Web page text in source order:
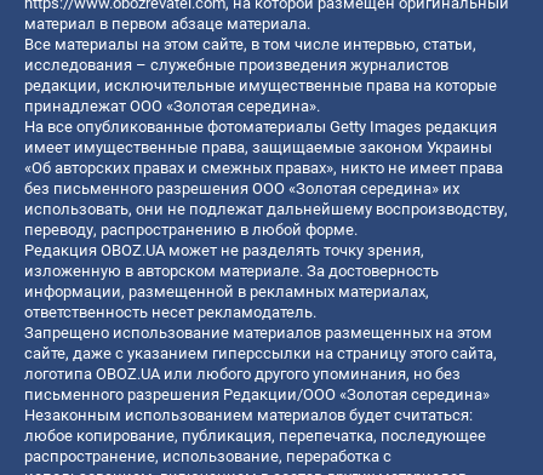
материал в первом абзаце материала.
Все материалы на этом сайте, в том числе интервью, статьи,
исследования – служебные произведения журналистов
редакции, исключительные имущественные права на которые
принадлежат ООО «Золотая середина».
На все опубликованные фотоматериалы Getty Images редакция
имеет имущественные права, защищаемые законом Украины
«Об авторских правах и смежных правах», никто не имеет права
без письменного разрешения ООО «Золотая середина» их
использовать, они не подлежат дальнейшему воспроизводству,
переводу, распространению в любой форме.
Редакция OBOZ.UA может не разделять точку зрения,
изложенную в авторском материале. За достоверность
информации, размещенной в рекламных материалах,
ответственность несет рекламодатель.
Запрещено использование материалов размещенных на этом
сайте, даже с указанием гиперссылки на страницу этого сайта,
логотипа OBOZ.UA или любого другого упоминания, но без
письменного разрешения Редакции/ООО «Золотая середина»
Незаконным использованием материалов будет считаться:
любое копирование, публикация, перепечатка, последующее
распространение, использование, переработка с